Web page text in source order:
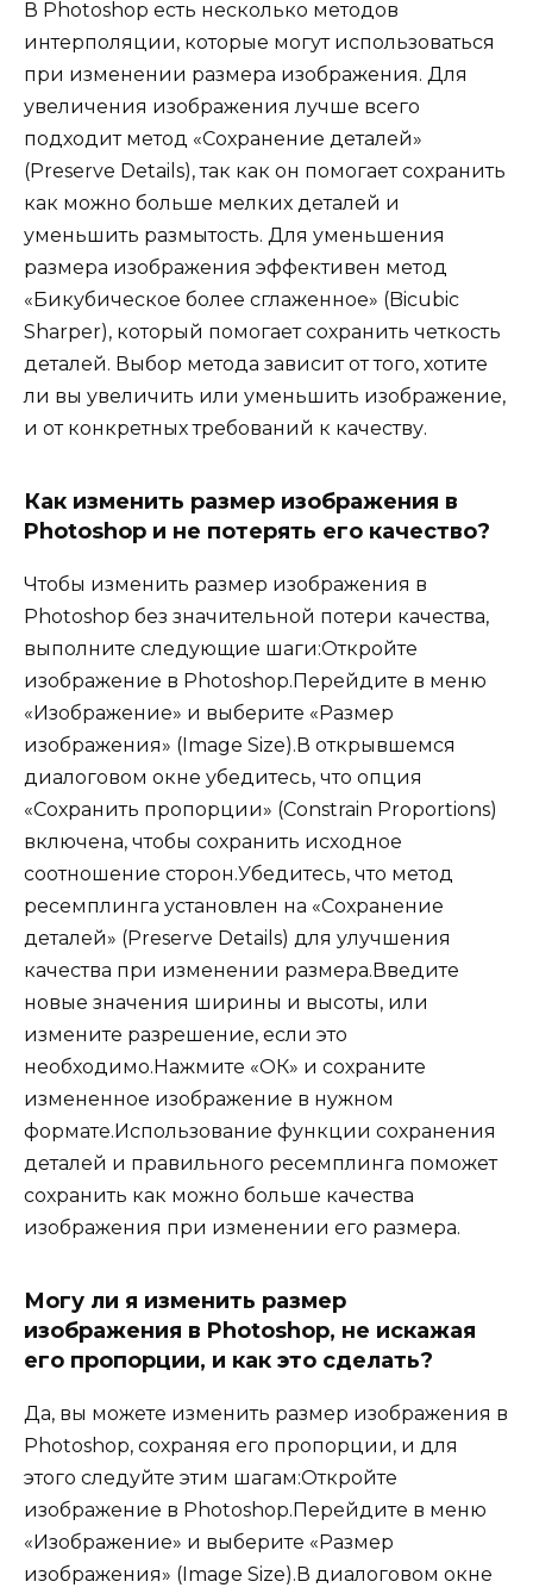
В Photoshop есть несколько методов
интерполяции, которые могут использоваться
при изменении размера изображения. Для
увеличения изображения лучше всего
подходит метод «Сохранение деталей»
(Preserve Details), так как он помогает сохранить
как можно больше мелких деталей и
уменьшить размытость. Для уменьшения
размера изображения эффективен метод
«Бикубическое более сглаженное» (Bicubic
Sharper), который помогает сохранить четкость
деталей. Выбор метода зависит от того, хотите
ли вы увеличить или уменьшить изображение,
и от конкретных требований к качеству.
Как изменить размер изображения в
Photoshop и не потерять его качество?
Чтобы изменить размер изображения в
Photoshop без значительной потери качества,
выполните следующие шаги:Откройте
изображение в Photoshop.Перейдите в меню
«Изображение» и выберите «Размер
изображения» (Image Size).В открывшемся
диалоговом окне убедитесь, что опция
«Сохранить пропорции» (Constrain Proportions)
включена, чтобы сохранить исходное
соотношение сторон.Убедитесь, что метод
ресемплинга установлен на «Сохранение
деталей» (Preserve Details) для улучшения
качества при изменении размера.Введите
новые значения ширины и высоты, или
измените разрешение, если это
необходимо.Нажмите «ОК» и сохраните
измененное изображение в нужном
формате.Использование функции сохранения
деталей и правильного ресемплинга поможет
сохранить как можно больше качества
изображения при изменении его размера.
Могу ли я изменить размер
изображения в Photoshop, не искажая
его пропорции, и как это сделать?
Да, вы можете изменить размер изображения в
Photoshop, сохраняя его пропорции, и для
этого следуйте этим шагам:Откройте
изображение в Photoshop.Перейдите в меню
«Изображение» и выберите «Размер
изображения» (Image Size).В диалоговом окне